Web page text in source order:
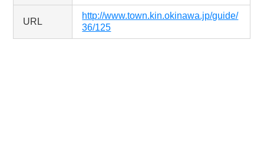
URL
http://www.town.kin.okinawa.jp/guide/
36/125